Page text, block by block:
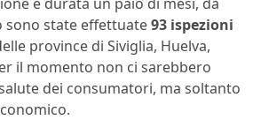
sono state effettuate93 ispezioni
province di Siviglia, Huelva,
il momento non ci sarebbero
dei consumatori, ma soltanto